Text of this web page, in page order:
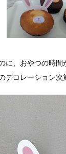
に、おやつの時
デコレーション